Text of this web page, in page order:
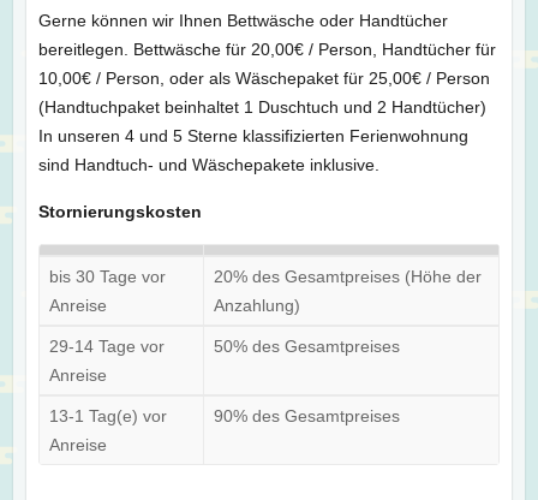
Gerne können wir Ihnen Bettwäsche oder Handtücher
bereitlegen. Bettwäsche für 20,00€ / Person, Handtücher für
10,00€ / Person, oder als Wäschepaket für 25,00€ / Person
(Handtuchpaket beinhaltet 1 Duschtuch und 2 Handtücher)
In unseren 4 und 5 Sterne klassifizierten Ferienwohnung
sind Handtuch- und Wäschepakete inklusive.
Stornierungskosten
bis 30 Tage vor
Anreise
20% des Gesamtpreises (Höhe der
Anzahlung)
29-14 Tage vor
Anreise
50% des Gesamtpreises
13-1 Tag(e) vor
Anreise
90% des Gesamtpreises